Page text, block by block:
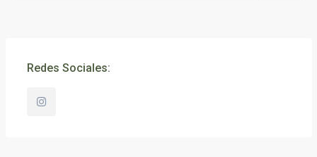
Redes Sociales: